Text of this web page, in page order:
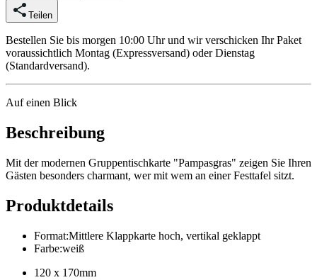
Teilen
Bestellen Sie bis morgen 10:00 Uhr und wir verschicken Ihr Paket
voraussichtlich Montag (Expressversand) oder Dienstag
(Standardversand).
Auf einen Blick
Beschreibung
Mit der modernen Gruppentischkarte "Pampasgras" zeigen Sie Ihren
Gästen besonders charmant, wer mit wem an einer Festtafel sitzt.
Produktdetails
Format:Mittlere Klappkarte hoch, vertikal geklappt
Farbe:weiß
120 x 170mm